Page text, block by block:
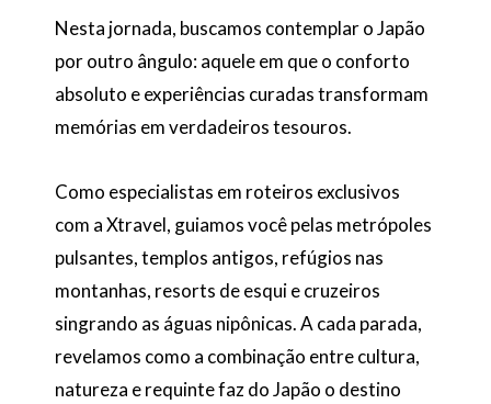
Nesta jornada, buscamos contemplar o Japão
por outro ângulo: aquele em que o conforto
absoluto e experiências curadas transformam
memórias em verdadeiros tesouros.
Como especialistas em roteiros exclusivos
com a Xtravel, guiamos você pelas metrópoles
pulsantes, templos antigos, refúgios nas
montanhas, resorts de esqui e cruzeiros
singrando as águas nipônicas. A cada parada,
revelamos como a combinação entre cultura,
natureza e requinte faz do Japão o destino